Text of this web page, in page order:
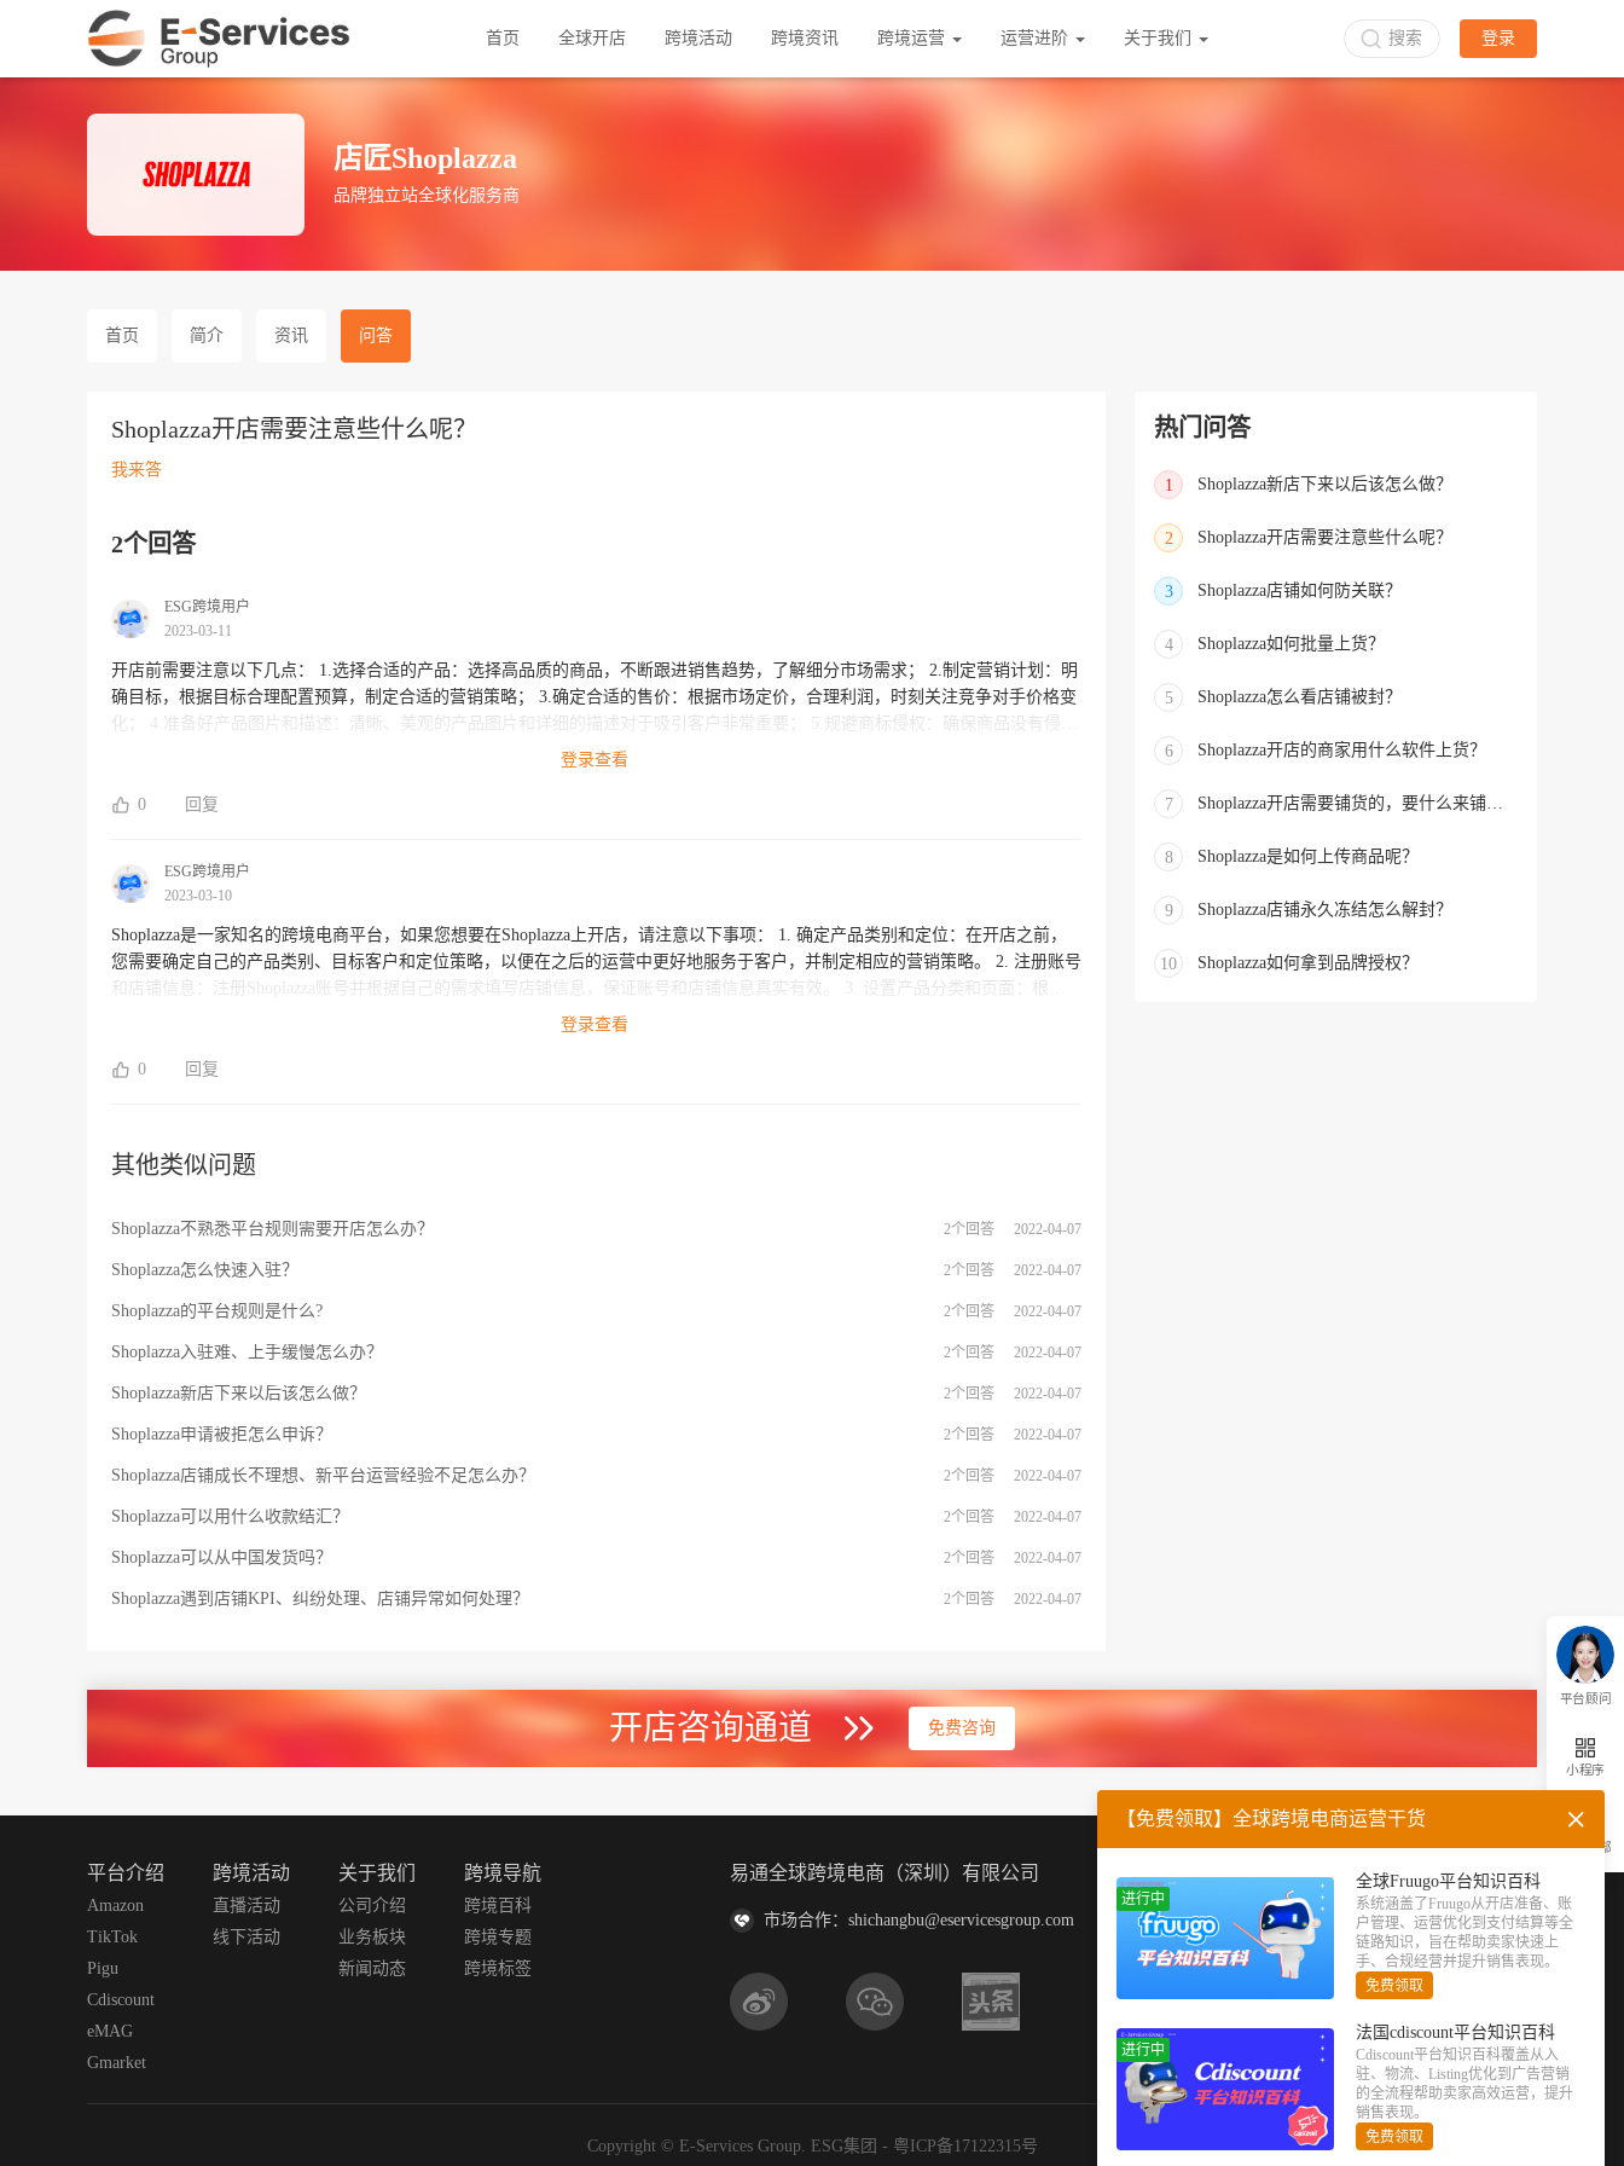
首页 全球开店 跨境活动 跨境资讯 跨境运营 运营进阶 关于我们 搜索 登录
店匠Shoplazza
品牌独立站全球化服务商
首页 简介 资讯 问答
Shoplazza开店需要注意些什么呢？
我来答
2个回答
ESG跨境用户
2023-03-11
开店前需要注意以下几点： 1.选择合适的产品：选择高品质的商品，不断跟进销售趋势，了解细分市场需求； 2.制定营销计划：明
确目标，根据目标合理配置预算，制定合适的营销策略； 3.确定合适的售价：根据市场定价，合理利润，时刻关注竞争对手价格变
化； 4.准备好产品图片和描述：清晰、美观的产品图片和详细的描述对于吸引客户非常重要； 5.规避商标侵权：确保商品没有侵犯
其他商家的知识产权，如商标和专利； 6.准备好发货和售后服务：有快速可靠的物流渠道和良好的售后服务，才能获得好口碑。
登录查看
0 回复
ESG跨境用户
2023-03-10
Shoplazza是一家知名的跨境电商平台，如果您想要在Shoplazza上开店，请注意以下事项： 1. 确定产品类别和定位：在开店之前，
您需要确定自己的产品类别、目标客户和定位策略，以便在之后的运营中更好地服务于客户，并制定相应的营销策略。 2. 注册账号
和店铺信息：注册Shoplazza账号并根据自己的需求填写店铺信息，保证账号和店铺信息真实有效。 3. 设置产品分类和页面：根据
店铺的类别，设置好相关的产品分类和页面，以便于展示和销售产品。 4. 优化店铺设计：在Shoplazza上开店需要注意店铺的设计
便更好地服务于客户，并保证订单的及时处理和发货。 6. 制定营销策略：Shoplazza上开店也需要有一定的营销策略，例如设置优
登录查看
0 回复
其他类似问题
Shoplazza不熟悉平台规则需要开店怎么办？ 2个回答 2022-04-07
Shoplazza怎么快速入驻？ 2个回答 2022-04-07
Shoplazza的平台规则是什么? 2个回答 2022-04-07
Shoplazza入驻难、上手缓慢怎么办？ 2个回答 2022-04-07
Shoplazza新店下来以后该怎么做？ 2个回答 2022-04-07
Shoplazza申请被拒怎么申诉？ 2个回答 2022-04-07
Shoplazza店铺成长不理想、新平台运营经验不足怎么办？ 2个回答 2022-04-07
Shoplazza可以用什么收款结汇？ 2个回答 2022-04-07
Shoplazza可以从中国发货吗？ 2个回答 2022-04-07
Shoplazza遇到店铺KPI、纠纷处理、店铺异常如何处理？ 2个回答 2022-04-07
热门问答
1 Shoplazza新店下来以后该怎么做？
2 Shoplazza开店需要注意些什么呢？
3 Shoplazza店铺如何防关联？
4 Shoplazza如何批量上货？
5 Shoplazza怎么看店铺被封？
6 Shoplazza开店的商家用什么软件上货？
7
8 Shoplazza是如何上传商品呢？
9 Shoplazza店铺永久冻结怎么解封？
10 Shoplazza如何拿到品牌授权？
开店咨询通道 免费咨询
平台顾问
小程序
返回顶部
平台介绍
Amazon
TikTok
Pigu
Cdiscount
eMAG
Gmarket
跨境活动
直播活动
线下活动
关于我们
公司介绍
业务板块
新闻动态
跨境导航
跨境百科
跨境专题
跨境标签
易通全球跨境电商（深圳）有限公司
市场合作：shichangbu@eservicesgroup.com
企业微信 官方公众号
Copyright © E-Services Group. ESG集团 - 粤ICP备17122315号
【免费领取】全球跨境电商运营干货
进行中
全球Fruugo平台知识百科
系统涵盖了Fruugo从开店准备、账
户管理、运营优化到支付结算等全
链路知识，旨在帮助卖家快速上
手、合规经营并提升销售表现。
免费领取
进行中
法国cdiscount平台知识百科
Cdiscount平台知识百科覆盖从入
驻、物流、Listing优化到广告营销
的全流程帮助卖家高效运营，提升
销售表现。
免费领取